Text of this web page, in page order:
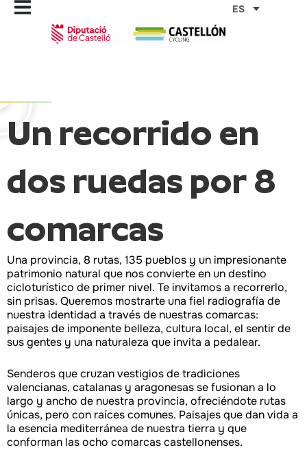
contenido
ES
Un recorrido en
dos ruedas por 8
comarcas
Una provincia, 8 rutas, 135 pueblos y un impresionante
patrimonio natural que nos convierte en un destino
cicloturístico de primer nivel. Te invitamos a recorrerlo,
sin prisas. Queremos mostrarte una fiel radiografía de
nuestra identidad a través de nuestras comarcas:
paisajes de imponente belleza, cultura local, el sentir de
sus gentes y una naturaleza que invita a pedalear.
Senderos que cruzan vestigios de tradiciones
valencianas, catalanas y aragonesas se fusionan a lo
largo y ancho de nuestra provincia, ofreciéndote rutas
únicas, pero con raíces comunes. Paisajes que dan vida a
la esencia mediterránea de nuestra tierra y que
conforman las ocho comarcas castellonenses.